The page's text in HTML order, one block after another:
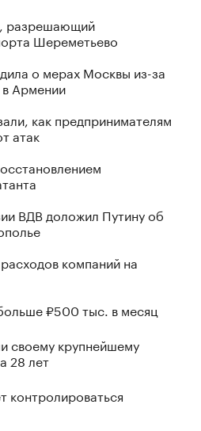
разрешающий
Шереметьево
о мерах Москвы из-за
Армении
как предпринимателям
атак
ВДВ доложил Путину об
компаний на
₽500 тыс. в месяц
крупнейшему
28 лет
контролироваться